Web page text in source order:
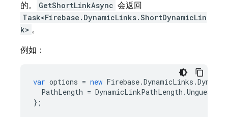
的。
GetShortLinkAsync 会返回
Task<Firebase.DynamicLinks.ShortDynamicLin
k> 。
例如：
var options = new Firebase.DynamicLinks .
PathLength = DynamicLinkPathLength .
};